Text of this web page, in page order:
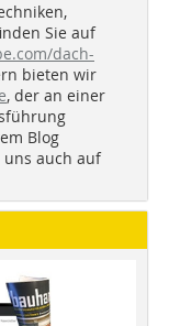
Sie auf
dach-
bieten wir
, der an einer
Blog
auch auf